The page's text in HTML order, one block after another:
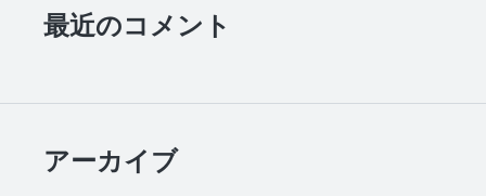
最近のコメント
アーカイブ